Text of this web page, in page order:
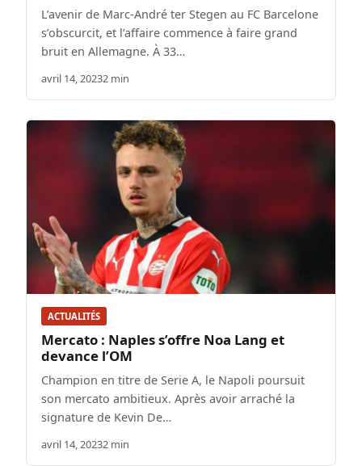
L’avenir de Marc-André ter Stegen au FC Barcelone
s’obscurcit, et l’affaire commence à faire grand
bruit en Allemagne. À 33…
avril 14, 20232 min
ACTUALITÉS
Mercato : Naples s’offre Noa Lang et
devance l’OM
Champion en titre de Serie A, le Napoli poursuit
son mercato ambitieux. Après avoir arraché la
signature de Kevin De…
avril 14, 20232 min